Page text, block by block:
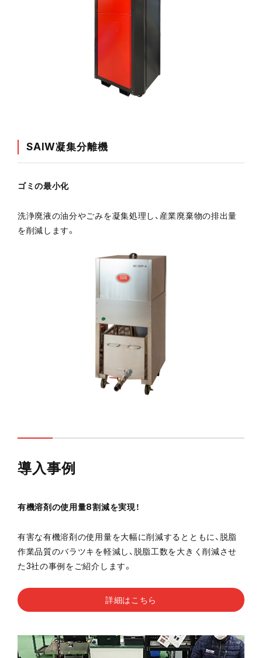
SAIW凝集分離機
ゴミの最小化
洗浄廃液の油分やごみを凝集処理し、産業廃棄物の排出量
を削減します。
導入事例
有機溶剤の使用量8割減を実現！
有害な有機溶剤の使用量を大幅に削減するとともに、脱脂
作業品質のバラツキを軽減し、脱脂工数を大きく削減させ
た3社の事例をご紹介します。
詳細はこちら